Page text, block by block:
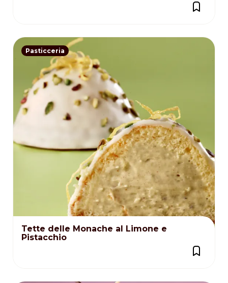
Pasticceria
Tette delle Monache al Limone e
Pistacchio